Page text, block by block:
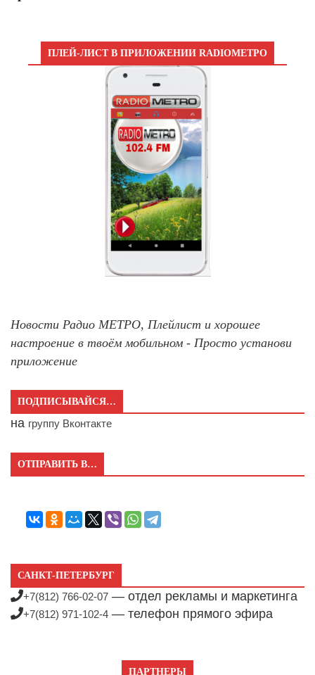
ПЛЕЙ-ЛИСТ В ПРИЛОЖЕНИИ RADIOМЕТРО
Новости Радио МЕТРО, Плейлист и хорошее
настроение в твоём мобильном - Просто установи
приложение
ПОДПИСЫВАЙСЯ…
на группу Вконтакте
ОТПРАВИТЬ В…
САНКТ-ПЕТЕРБУРГ
+7(812) 766-02-07 — отдел рекламы и маркетинга
+7(812) 971-102-4 — телефон прямого эфира
ПАРТНЕРЫ